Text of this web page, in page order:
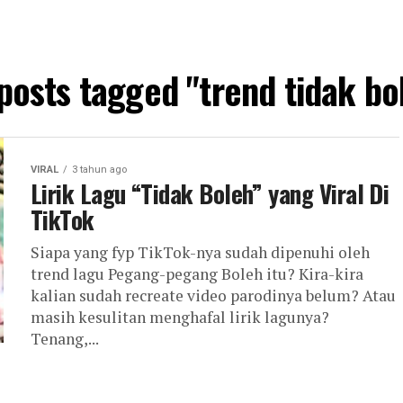
tagged "trend tidak
VIRAL 3 tahun ago
Lirik Lagu “Tidak Boleh” yang Viral Di
TikTok
Siapa yang fyp TikTok-nya sudah dipenuhi oleh
trend lagu Pegang-pegang Boleh itu? Kira-kira
kalian sudah recreate video parodinya belum? Atau
masih kesulitan menghafal lirik lagunya?
Tenang,...